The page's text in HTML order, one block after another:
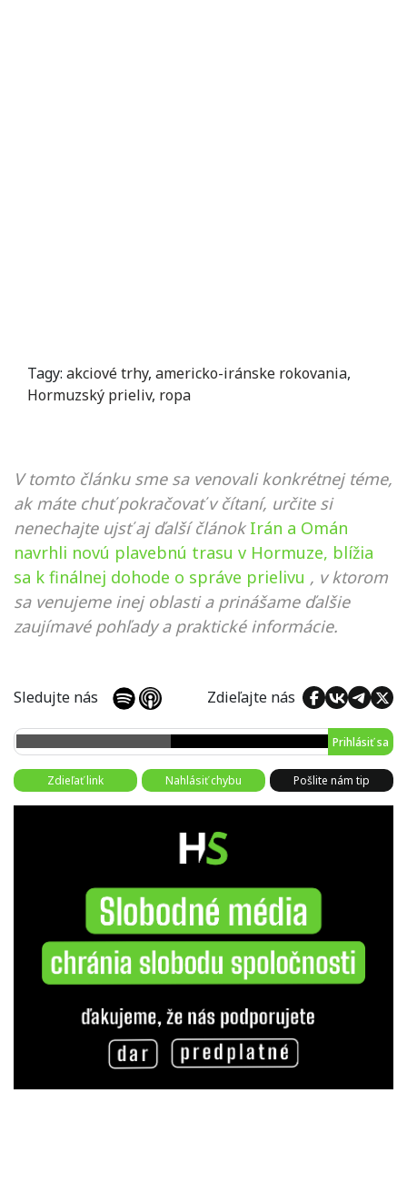
Tagy: akciové trhy, americko-iránske rokovania,
Hormuzský prieliv, ropa
V tomto článku sme sa venovali konkrétnej téme,
ak máte chuť pokračovať v čítaní, určite si
nenechajte ujsť aj ďalší článok Irán a Omán
navrhli novú plavebnú trasu v Hormuze, blížia
sa k finálnej dohode o správe prielivu , v ktorom
sa venujeme inej oblasti a prinášame ďalšie
zaujímavé pohľady a praktické informácie.
Sledujte nás Zdieľajte nás
Prihlásiť sa
Zdieľať link Nahlásiť chybu Pošlite nám tip